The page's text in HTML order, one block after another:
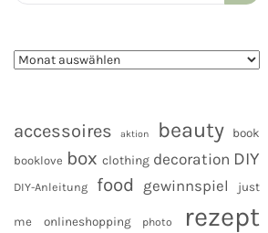
accessoires aktion beauty
book
booklove box clothing decoration DIY
DIY-Anleitung food gewinnspiel just
me onlineshopping photo rezept